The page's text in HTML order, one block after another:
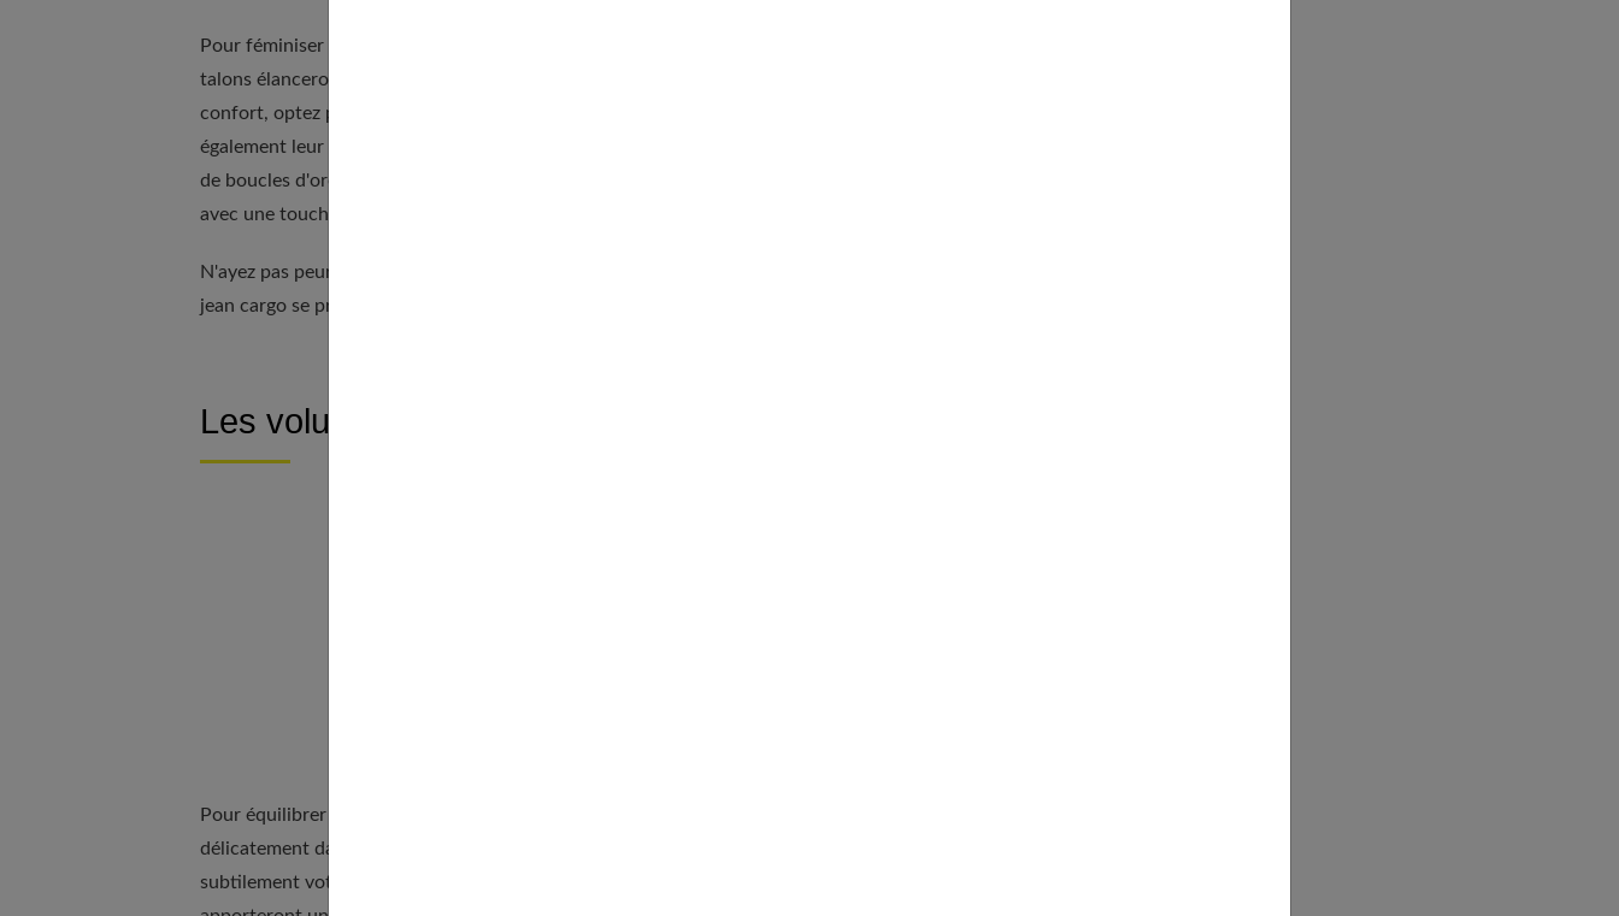
Pour féminiser davantage votre look, misez sur des chaussures à talons. Les
talons élanceront votre silhouette et apporteront une note d'élégance à votre tenue. Si vous préférez le
confort, optez pour des sandales compensées qui allieront style et praticité. Les accessoires ont
également leur rôle à jouer dans la féminisation du jean cargo. Un sac à main en cuir structuré, une paire
de boucles d'oreilles raffinées ou un foulard en soie noué autour du cou viendront parfaire votre look
avec une touche de sophistication.
N'ayez pas peur d'expérimenter différentes associations pour trouver l'équilibre qui vous correspond. Le
jean cargo se prête à de multiples combinaisons, alors laissez libre cours à votre créativité !
Les volumes et les matières
Pour équilibrer la coupe ample du jean cargo, optez pour des hauts fluides et légers que vous rentrerez
délicatement dans le jean. Cette astuce stylistique permettra de structurer votre silhouette en marquant
subtilement votre taille. Privilégiez des matières vaporeuses comme la soie, le lin ou la viscose qui